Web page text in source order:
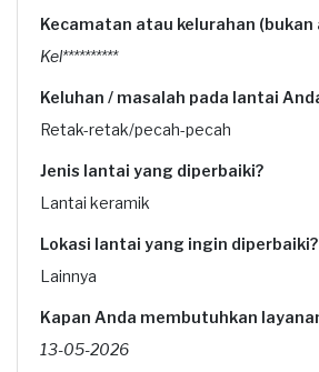
Kecamatan atau kelurahan
Kel**********
Keluhan / masalah pada lantai
Retak-retak/pecah-pecah
Jenis lantai yang diperbaiki?
Lantai keramik
Lokasi lantai yang ingin diperbaiki?
Lainnya
Kapan Anda membutuhkan
13-05-2026